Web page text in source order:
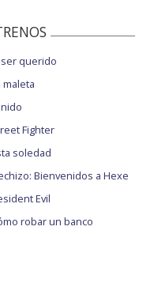
ser querido
maleta
Fighter
soledad
Bienvenidos a Hexe
Evil
robar un banco